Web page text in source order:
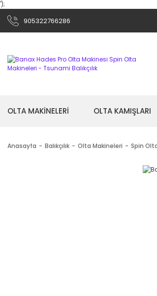
');
905322766286
OLTA MAKİNELERİ OLTA KAMIŞLARI
Anasayfa Balıkçılık Olta Makineleri Spin